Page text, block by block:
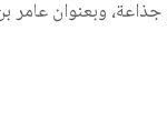
وبعنوان عامر